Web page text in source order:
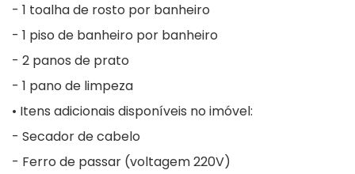
- 1 toalha de rosto por banheiro
- 1 piso de banheiro por banheiro
- 2 panos de prato
- 1 pano de limpeza
• Itens adicionais disponíveis no imóvel:
- Secador de cabelo
- Ferro de passar (voltagem 220V)